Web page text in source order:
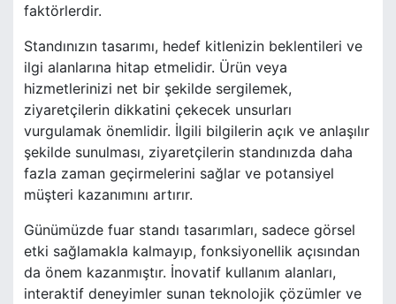
faktörlerdir.
Standınızın tasarımı, hedef kitlenizin beklentileri ve
ilgi alanlarına hitap etmelidir. Ürün veya
hizmetlerinizi net bir şekilde sergilemek,
ziyaretçilerin dikkatini çekecek unsurları
vurgulamak önemlidir. İlgili bilgilerin açık ve anlaşılır
şekilde sunulması, ziyaretçilerin standınızda daha
fazla zaman geçirmelerini sağlar ve potansiyel
müşteri kazanımını artırır.
Günümüzde fuar standı tasarımları, sadece görsel
etki sağlamakla kalmayıp, fonksiyonellik açısından
da önem kazanmıştır. İnovatif kullanım alanları,
interaktif deneyimler sunan teknolojik çözümler ve